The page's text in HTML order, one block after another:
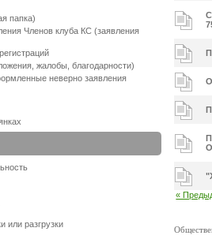
папка)
Членов клуба КС (заявления
жалобы, благодарности)
неверно заявления
или разгрузки
«